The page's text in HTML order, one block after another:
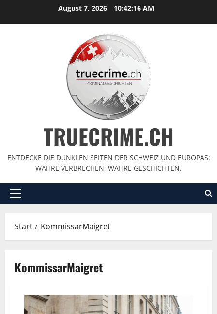
August 7, 2026 10:42:17 AM
TRUECRIME.CH
ENTDECKE DIE DUNKLEN SEITEN DER SCHWEIZ UND EUROPAS:
WAHRE VERBRECHEN, WAHRE GESCHICHTEN.
Start KommissarMaigret
KommissarMaigret